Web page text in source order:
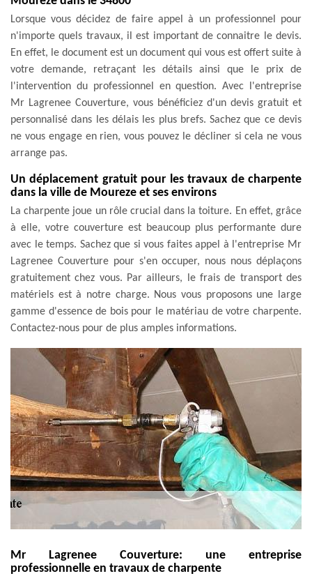
Lorsque vous décidez de faire appel à un professionnel pour
n'importe quels travaux, il est important de connaitre le devis.
En effet, le document est un document qui vous est offert suite à
votre demande, retraçant les détails ainsi que le prix de
l'intervention du professionnel en question. Avec l'entreprise
Mr Lagrenee Couverture, vous bénéficiez d'un devis gratuit et
personnalisé dans les délais les plus brefs. Sachez que ce devis
ne vous engage en rien, vous pouvez le décliner si cela ne vous
arrange pas.
Un déplacement gratuit pour les travaux de charpente
dans la ville de Moureze et ses environs
La charpente joue un rôle crucial dans la toiture. En effet, grâce
à elle, votre couverture est beaucoup plus performante dure
avec le temps. Sachez que si vous faites appel à l'entreprise Mr
Lagrenee Couverture pour s'en occuper, nous nous déplaçons
gratuitement chez vous. Par ailleurs, le frais de transport des
matériels est à notre charge. Nous vous proposons une large
gamme d'essence de bois pour le matériau de votre charpente.
Contactez-nous pour de plus amples informations.
Mr Lagrenee Couverture: une entreprise
professionnelle en travaux de charpente